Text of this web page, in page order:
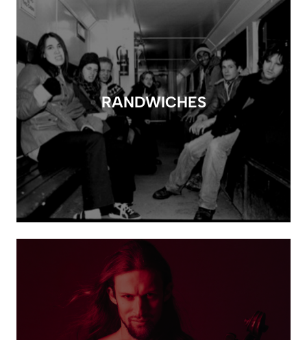
RANDWICHES